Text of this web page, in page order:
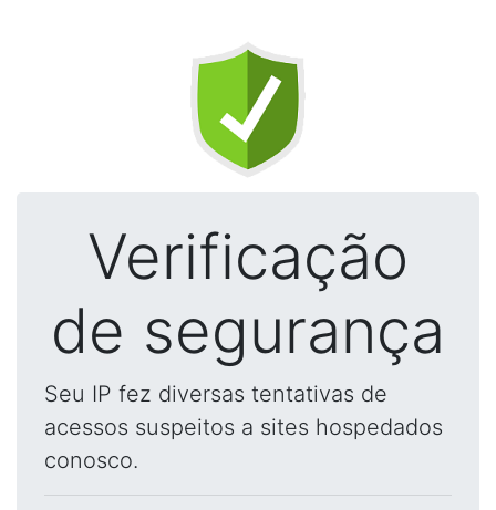
Verificação
de segurança
Seu IP fez diversas tentativas de
acessos suspeitos a sites hospedados
conosco.